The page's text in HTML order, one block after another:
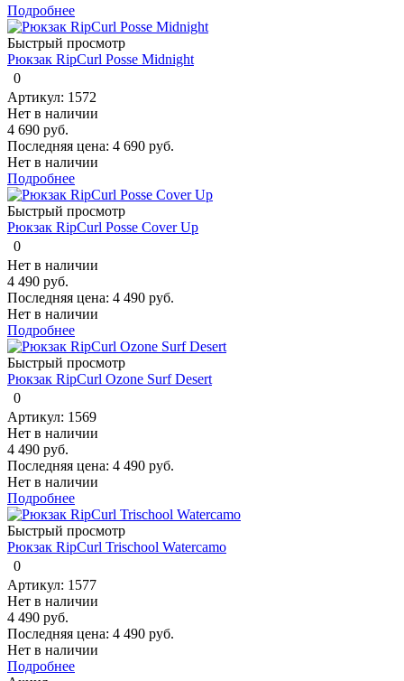
Подробнее
Быстрый просмотр
Рюкзак RipCurl Posse Midnight
0
Артикул: 1572
Нет в наличии
4 690 руб.
Последняя цена: 4 690 руб.
Нет в наличии
Подробнее
Быстрый просмотр
Рюкзак RipCurl Posse Cover Up
0
Нет в наличии
4 490 руб.
Последняя цена: 4 490 руб.
Нет в наличии
Подробнее
Быстрый просмотр
Рюкзак RipCurl Ozone Surf Desert
0
Артикул: 1569
Нет в наличии
4 490 руб.
Последняя цена: 4 490 руб.
Нет в наличии
Подробнее
Быстрый просмотр
Рюкзак RipCurl Trischool Watercamo
0
Артикул: 1577
Нет в наличии
4 490 руб.
Последняя цена: 4 490 руб.
Нет в наличии
Подробнее